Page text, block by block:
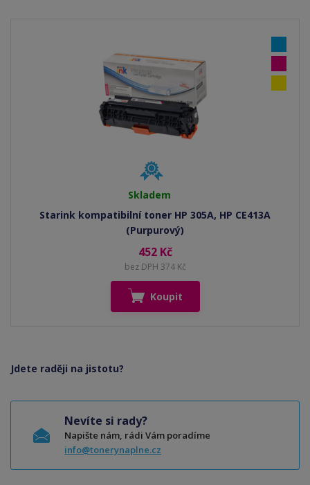
Skladem
Starink kompatibilní toner HP 305A, HP CE413A
(Purpurový)
452 Kč
bez DPH 374 Kč
Koupit
Jdete raději na jistotu?
Nevíte si rady?
Napište nám, rádi Vám poradíme
info@tonerynaplne.cz